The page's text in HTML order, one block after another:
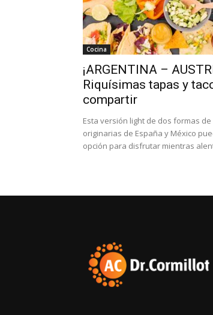
Cocina
¡ARGENTINA –
Riquísimas tapas y
compartir
Esta versión light de dos formas
originarias de España y México
opción para disfrutar mientras